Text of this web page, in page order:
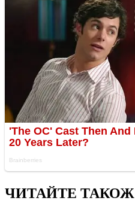
ЧИТАЙТЕ ТАКОЖ